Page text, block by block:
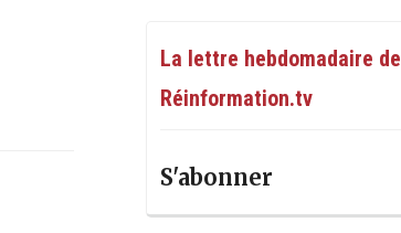
La lettre hebdomadaire de
Réinformation.tv
S'abonner